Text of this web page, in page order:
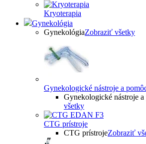
Kryoterapia
Gynekológia
GynekológiaZobraziť všetky
Gynekologické nástroje a
Gynekologické nástroje
všetky
CTG prístroje
CTG prístrojeZobraziť